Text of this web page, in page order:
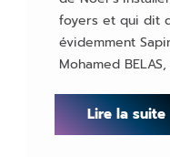
foyers et qui dit
évidemment
Mohamed
Lire la suite